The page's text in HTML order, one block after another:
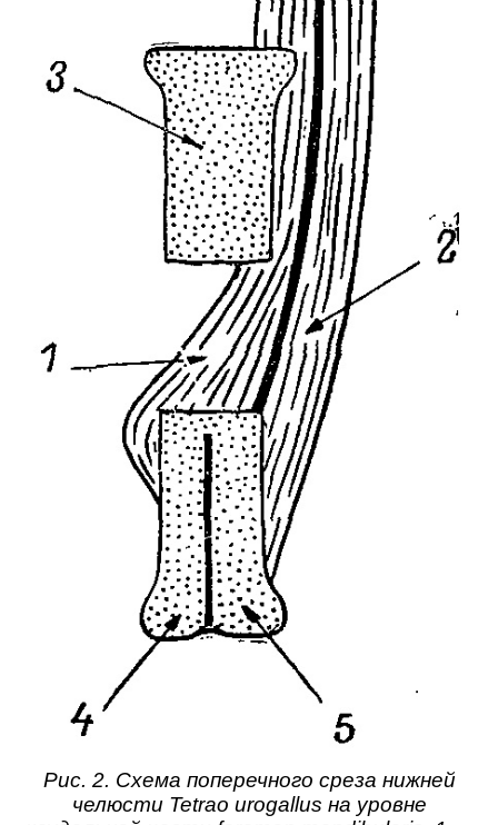
Рис. 2. Схема поперечного среза нижней
челюсти Tetrao urogallus на уровне